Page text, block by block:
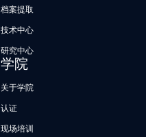
档案提取
技术中心
研究中心
学院
关于学院
认证
现场培训